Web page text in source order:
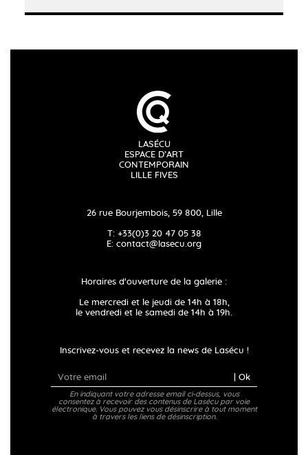
LASÉCU
ESPACE D’ART
CONTEMPORAIN
LILLE FIVES
26 rue Bourjembois, 59 800, Lille
T: +33(0)3 20 47 05 38
E: contact@lasecu.org
Horaires d'ouverture de la galerie :
Le mercredi et le jeudi de 14h à 18h,
le vendredi et le samedi de 14h à 19h.
Inscrivez-vous et recevez la news de Lasécu !
| Ok
En indiquant votre adresse email ci-dessus, vous
consentez à recevoir des contenus de Lasécu par voie
électronique. Vous pouvez vous désinscrire à tout moment
à travers les liens de désinscription.